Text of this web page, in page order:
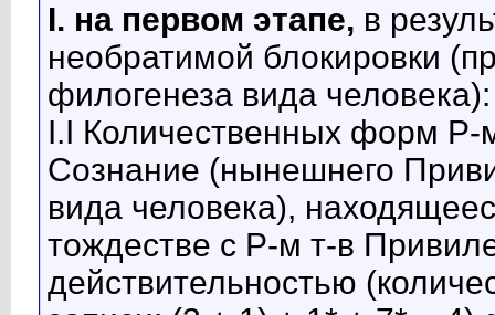
I. на первом этапе, в
необратимой блокировки
филогенеза вида человека):
I.I Количественных форм Р-
Сознание (нынешнего
вида человека),
тождестве с Р-м т-в
действительностью